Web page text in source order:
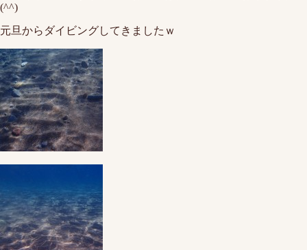
(^^)
元旦からダイビングしてきましたｗ